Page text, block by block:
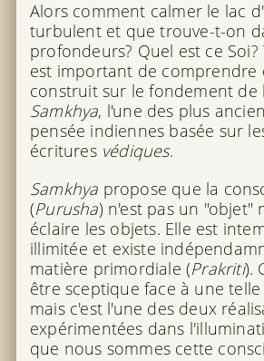
Alors comment calmer le lac
turbulent et que trouve-t-on
profondeurs? Quel est ce
est important de comprendre
construit sur le fondement de
Samkhya, l'une des plus
pensée indiennes basée sur
écritures védiques.
Samkhya propose que la
(Purusha) n'est pas un "objet"
éclaire les objets. Elle est
illimitée et existe
matière primordiale (Prakriti).
être sceptique face à une
mais c'est l'une des deux
expérimentées dans
que nous sommes cette